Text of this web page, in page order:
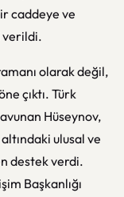
caddeye ve
verildi.
olarak değil,
çıktı. Türk
Hüseynov,
altındaki ulusal ve
destek verdi.
Başkanlığı